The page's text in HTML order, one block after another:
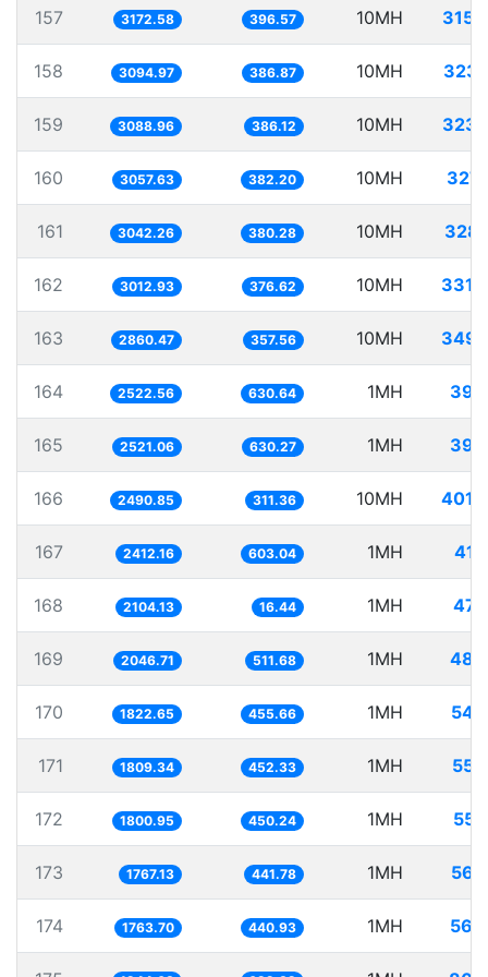
157 3172.58 396.57 10MH
158 3094.97 386.87 10MH
159 3088.96 386.12 10MH
160 3057.63 382.20 10MH
161 3042.26 380.28 10MH
162 3012.93 376.62 10MH
163 2860.47 357.56 10MH
164 2522.56 630.64 1MH
165 2521.06 630.27 1MH
166 2490.85 311.36 10MH
167 2412.16 603.04 1MH
168 2104.13 16.44 1MH
169 2046.71 511.68 1MH
170 1822.65 455.66 1MH
171 1809.34 452.33 1MH
172 1800.95 450.24 1MH
173 1767.13 441.78 1MH
174 1763.70 440.93 1MH